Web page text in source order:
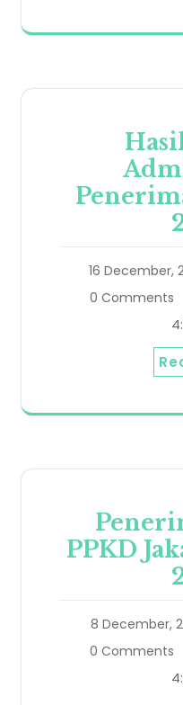
16 December,
0 Comments
PPKD
8 December,
0 Comments